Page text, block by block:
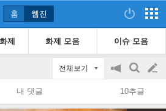
홈 웹진
제 화제 모음 이슈 모음
전체보기
공
지
on/off
검
색
글
쓰
내 댓글 10추글